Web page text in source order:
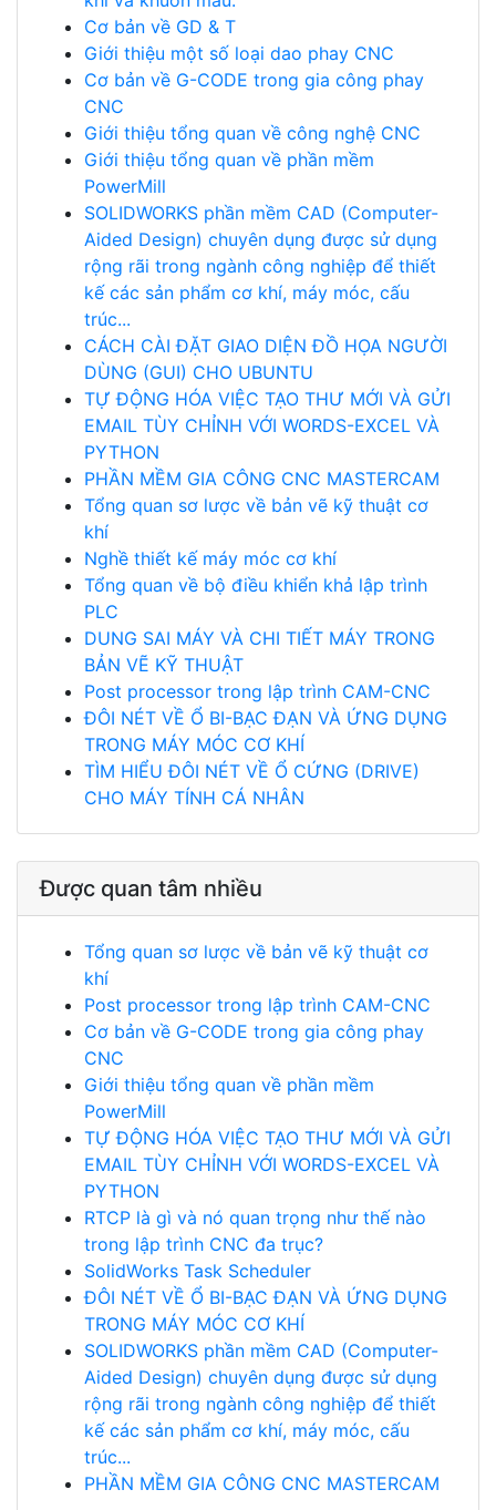
Cơ bản về GD & T
Giới thiệu một số loại dao phay CNC
Cơ bản về G-CODE trong gia công phay
CNC
Giới thiệu tổng quan về công nghệ CNC
Giới thiệu tổng quan về phần mềm
PowerMill
SOLIDWORKS phần mềm CAD (Computer-
Aided Design) chuyên dụng được sử dụng
rộng rãi trong ngành công nghiệp để thiết
kế các sản phẩm cơ khí, máy móc, cấu
trúc...
CÁCH CÀI ĐẶT GIAO DIỆN ĐỒ HỌA NGƯỜI
DÙNG (GUI) CHO UBUNTU
TỰ ĐỘNG HÓA VIỆC TẠO THƯ MỚI VÀ GỬI
EMAIL TÙY CHỈNH VỚI WORDS-EXCEL VÀ
PYTHON
PHẦN MỀM GIA CÔNG CNC MASTERCAM
Tổng quan sơ lược về bản vẽ kỹ thuật cơ
khí
Nghề thiết kế máy móc cơ khí
Tổng quan về bộ điều khiển khả lập trình
PLC
DUNG SAI MÁY VÀ CHI TIẾT MÁY TRONG
BẢN VẼ KỸ THUẬT
Post processor trong lập trình CAM-CNC
ĐÔI NÉT VỀ Ổ BI-BẠC ĐẠN VÀ ỨNG DỤNG
TRONG MÁY MÓC CƠ KHÍ
TÌM HIỂU ĐÔI NÉT VỀ Ổ CỨNG (DRIVE)
CHO MÁY TÍNH CÁ NHÂN
Được quan tâm nhiều
Tổng quan sơ lược về bản vẽ kỹ thuật cơ
khí
Post processor trong lập trình CAM-CNC
Cơ bản về G-CODE trong gia công phay
CNC
Giới thiệu tổng quan về phần mềm
PowerMill
TỰ ĐỘNG HÓA VIỆC TẠO THƯ MỚI VÀ GỬI
EMAIL TÙY CHỈNH VỚI WORDS-EXCEL VÀ
PYTHON
RTCP là gì và nó quan trọng như thế nào
trong lập trình CNC đa trục?
SolidWorks Task Scheduler
ĐÔI NÉT VỀ Ổ BI-BẠC ĐẠN VÀ ỨNG DỤNG
TRONG MÁY MÓC CƠ KHÍ
SOLIDWORKS phần mềm CAD (Computer-
Aided Design) chuyên dụng được sử dụng
rộng rãi trong ngành công nghiệp để thiết
kế các sản phẩm cơ khí, máy móc, cấu
trúc...
PHẦN MỀM GIA CÔNG CNC MASTERCAM